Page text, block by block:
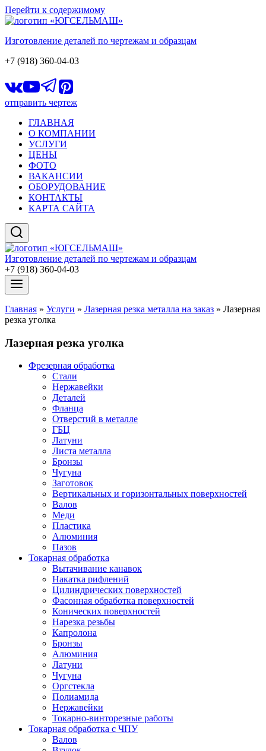
Перейти к содержимому
Изготовление деталей по чертежам и образцам
+7 (918) 360-04-03
отправить чертеж
ГЛАВНАЯ
О КОМПАНИИ
УСЛУГИ
ЦЕНЫ
ФОТО
ВАКАНСИИ
ОБОРУДОВАНИЕ
КОНТАКТЫ
КАРТА САЙТА
Изготовление деталей по чертежам и образцам
+7 (918) 360-04-03
Главная » Услуги » Лазерная резка металла на заказ » Лазерная
резка уголка
Лазерная резка уголка
Фрезерная обработка
Стали
Нержавейки
Деталей
Фланца
Отверстий в металле
ГБЦ
Латуни
Листа металла
Бронзы
Чугуна
Заготовок
Вертикальных и горизонтальных поверхностей
Валов
Меди
Пластика
Алюминия
Пазов
Токарная обработка
Вытачивание канавок
Накатка рифлений
Цилиндрических поверхностей
Фасонная обработка поверхностей
Конических поверхностей
Нарезка резьбы
Капролона
Бронзы
Алюминия
Латуни
Чугуна
Оргстекла
Полиамида
Нержавейки
Токарно-винторезные работы
Токарная обработка с ЧПУ
Валов